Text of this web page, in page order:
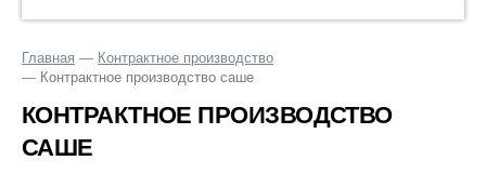
Главная
Контрактное производство
Контрактное производство саше
КОНТРАКТНОЕ ПРОИЗВОДСТВО
САШЕ